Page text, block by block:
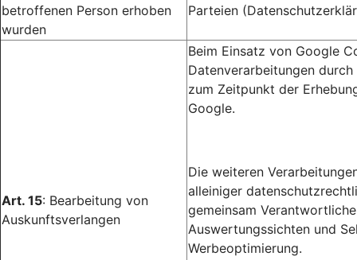
betroffenen Person erhoben
wurden
Parteien
Art. 15: Bearbeitung von
Auskunftsverlangen
Beim Einsatz von Google
Datenverarbeitungen
zum Zeitpunkt der
Google.
Die weiteren
alleiniger
gemeinsam
Auswertungssichten und
Werbeoptimierung.